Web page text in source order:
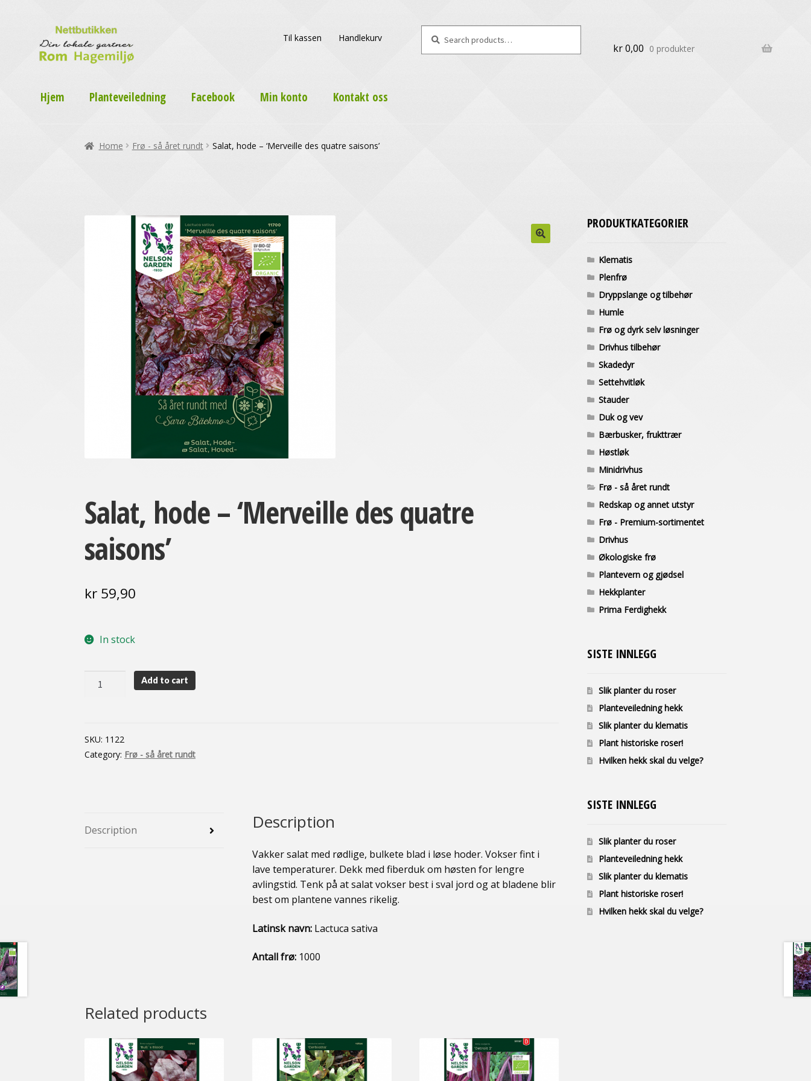
Til kassen Handlekurv
Search
kr0,00 0 produkter
Hjem Planteveiledning Facebook Min konto Kontakt oss
Home Frø - så året rundt Salat, hode – ‘Merveille des quatre saisons’
Salat, hode – ‘Merveille des quatre
saisons’
kr 59,90
In stock
des
quatre
Add to cart
SKU: 1122
Category: Frø - så året rundt
Description Description
Vakker salat med rødlige, bulkete blad i løse hoder. Vokser fint i
lave temperaturer. Dekk med fiberduk om høsten for lengre
avlingstid. Tenk på at salat vokser best i sval jord og at bladene blir
best om plantene vannes rikelig.
Latinsk navn: Lactuca sativa
Antall frø: 1000
Related products
PRODUKTKATEGORIER
Klematis
Plenfrø
Dryppslange og tilbehør
Humle
Frø og dyrk selv løsninger
Drivhus tilbehør
Skadedyr
Settehvitløk
Stauder
Duk og vev
Bærbusker, frukttrær
Høstløk
Minidrivhus
Frø - så året rundt
Redskap og annet utstyr
Frø - Premium-sortimentet
Drivhus
Økologiske frø
Plantevern og gjødsel
Hekkplanter
Prima Ferdighekk
SISTE INNLEGG
Slik planter du roser
Planteveiledning hekk
Slik planter du klematis
Plant historiske roser!
Hvilken hekk skal du velge?
SISTE INNLEGG
Slik planter du roser
Planteveiledning hekk
Slik planter du klematis
Plant historiske roser!
Hvilken hekk skal du velge?